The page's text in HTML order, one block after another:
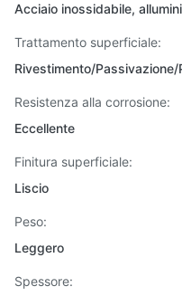
Acciaio inossidabile,
Trattamento superficiale:
Rivestimento/Passivazione/
Resistenza alla corrosione:
Eccellente
Finitura superficiale:
Liscio
Peso:
Leggero
Spessore: